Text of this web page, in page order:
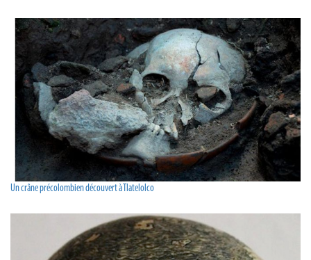
Un crâne précolombien découvert à Tlatelolco